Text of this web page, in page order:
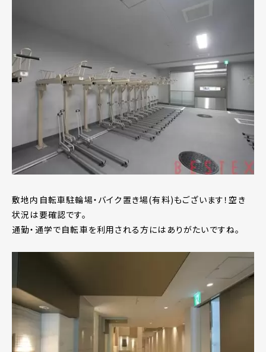
敷地内自転車駐輪場・バイク置き場(有料)もございます！空き
状況は要確認です。
通勤・通学で自転車を利用される方にはありがたいですね。